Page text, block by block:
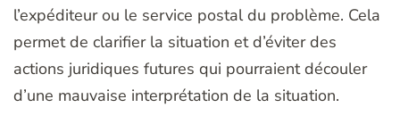
l’expéditeur ou le service postal du problème. Cela
permet de clarifier la situation et d’éviter des
actions juridiques futures qui pourraient découler
d’une mauvaise interprétation de la situation.